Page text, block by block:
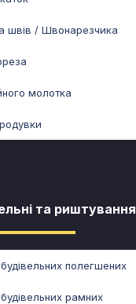
швів / Швонарезчика
молотка
та риштування​​
полегшених
рамних